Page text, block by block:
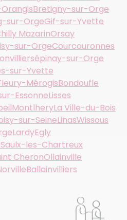
Bretigny-sur-Orge
sur-OrgeGif-sur-Yvette
MazarinOrsay
sur-OrgeCourcouronnes
épinay-sur-Orge
sur-Yvette
MérogisBondoufle
EssonneLisses
MontlheryLa Ville-du-Bois
sur-SeineLinasWissous
LardyEgly
Saulx-les-Chartreux
CheronOllainville
Ballainvilliers